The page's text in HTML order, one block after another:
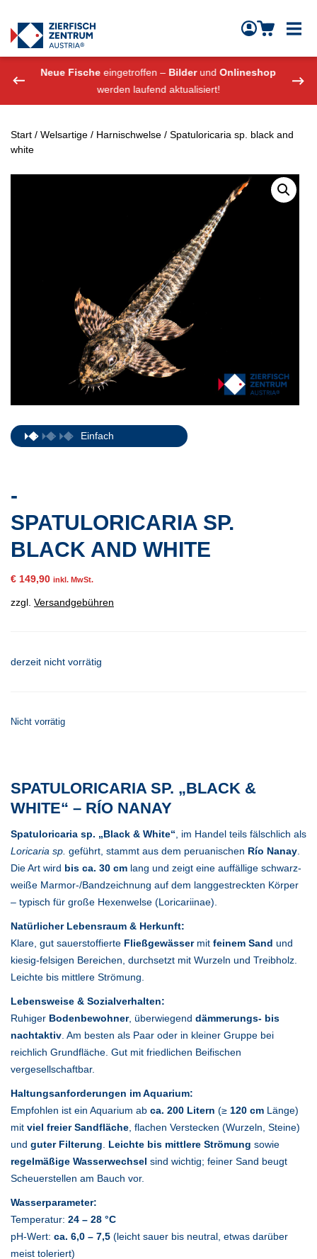
Zierfisch Aquarium Austria
Neue Fische eingetroffen – BilderundOnlineshop
werden laufend aktualisiert!
Start / Welsartige / Harnischwelse / Spatuloricaria sp. black and
white
Einfach
-
SPATULORICARIA SP.
BLACK AND WHITE
€ 149,90 inkl. MwSt.
zzgl. Versandgebühren
derzeit nicht vorrätig
Nicht vorrätig
SPATULORICARIA SP. „BLACK &
WHITE“ – RÍO NANAY
Spatuloricaria sp. „Black & White“, im Handel teils fälschlich als
Loricaria sp. geführt, stammt aus dem peruanischen Río Nanay.
Die Art wird bis ca. 30 cm lang und zeigt eine auffällige schwarz-
weiße Marmor-/Bandzeichnung auf dem langgestreckten Körper
– typisch für große Hexenwelse (Loricariinae).
Natürlicher Lebensraum & Herkunft:
Klare, gut sauerstoffierte Fließgewässermit feinem Sand und
kiesig-felsigen Bereichen, durchsetzt mit Wurzeln und Treibholz.
Leichte bis mittlere Strömung.
Lebensweise & Sozialverhalten:
Ruhiger Bodenbewohner, überwiegend dämmerungs- bis
nachtaktiv. Am besten als Paar oder in kleiner Gruppe bei
reichlich Grundfläche. Gut mit friedlichen Beifischen
vergesellschaftbar.
Haltungsanforderungen im Aquarium:
Empfohlen ist ein Aquarium ab ca. 200 Litern (≥ 120 cm Länge)
mit viel freier Sandfläche, flachen Verstecken (Wurzeln, Steine)
und guter Filterung. Leichte bis mittlere Strömung sowie
regelmäßige Wasserwechsel sind wichtig; feiner Sand beugt
Scheuerstellen am Bauch vor.
Wasserparameter:
Temperatur: 24 – 28 °C
pH-Wert: ca. 6,0 – 7,5 (leicht sauer bis neutral, etwas darüber
meist toleriert)